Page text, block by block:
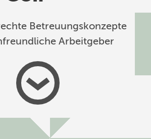
Betreuungskonzepte
Arbeitgeber